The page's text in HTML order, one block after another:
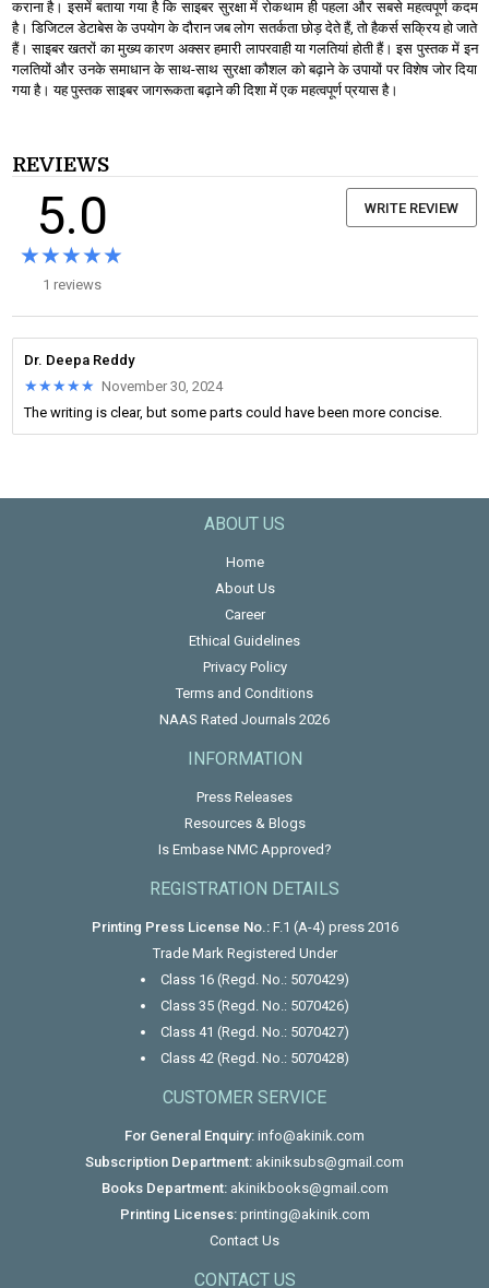
कराना है। इसमें बताया गया है कि साइबर सुरक्षा में रोकथाम ही पहला और सबसे महत्वपूर्ण कदम
है। डिजिटल डेटाबेस के उपयोग के दौरान जब लोग सतर्कता छोड़ देते हैं, तो हैकर्स सक्रिय हो जाते
हैं। साइबर खतरों का मुख्य कारण अक्सर हमारी लापरवाही या गलतियां होती हैं। इस पुस्तक में इन
गलतियों और उनके समाधान के साथ-साथ सुरक्षा कौशल को बढ़ाने के उपायों पर विशेष जोर दिया
गया है। यह पुस्तक साइबर जागरूकता बढ़ाने की दिशा में एक महत्वपूर्ण प्रयास है।
REVIEWS
5.0
★★★★★
★★★★★
1 reviews
WRITE REVIEW
Dr. Deepa Reddy
★★★★★
★★★★★ November 30, 2024
The writing is clear, but some parts could have been more concise.
ABOUT US
Home
About Us
Career
Ethical Guidelines
Privacy Policy
Terms and Conditions
NAAS Rated Journals 2026
INFORMATION
Press Releases
Resources & Blogs
Is Embase NMC Approved?
REGISTRATION DETAILS
Printing Press License No.:F.1 (A-4) press 2016
Trade Mark Registered Under
Class 16 (Regd. No.: 5070429)
Class 35 (Regd. No.: 5070426)
Class 41 (Regd. No.: 5070427)
Class 42 (Regd. No.: 5070428)
CUSTOMER SERVICE
For General Enquiry: info@akinik.com
Subscription Department: akiniksubs@gmail.com
Books Department: akinikbooks@gmail.com
Printing Licenses: printing@akinik.com
Contact Us
CONTACT US